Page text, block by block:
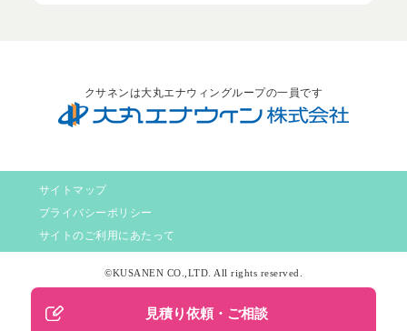
クサネンは大丸エナウィングループの一員です
サイトマップ
プライバシーポリシー
サイトのご利用にあたって
©KUSANEN CO.,LTD. All rights reserved.
見積り依頼・ご相談